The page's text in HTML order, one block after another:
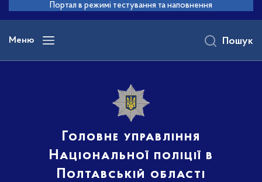
основного
вмісту
Портал в режимі тестування та наповнення
Меню
Головне управління
Національної поліції в
Полтавській області
Пошук